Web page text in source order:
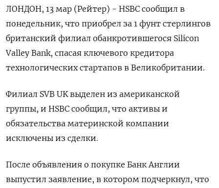
ЛОНДОН, 13 мар (Рейтер) - HSBC сообщил в
понедельник, что приобрел за 1 фунт стерлингов
британский филиал обанкротившегося Silicon
Valley Bank, спасая ключевого кредитора
технологических стартапов в Великобритании.
Филиал SVB UK выделен из американской
группы, и HSBC сообщил, что активы и
обязательства материнской компании
исключены из сделки.
После объявления о покупке Банк Англии
выпустил заявление, в котором подчеркнул, что